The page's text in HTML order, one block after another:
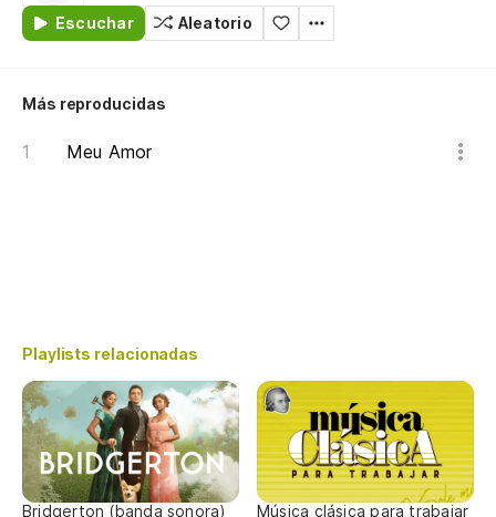
Escuchar Aleatorio
Más reproducidas
Meu Amor
Playlists relacionadas
Bridgerton (banda sonora) Música clásica para trabajar